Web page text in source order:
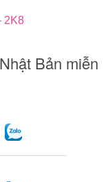
2K8
Bản miễn